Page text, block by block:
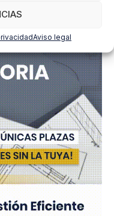
Aviso legal